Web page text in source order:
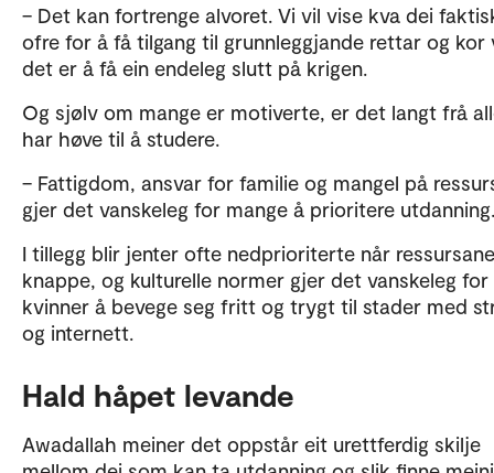
– Det kan fortrenge alvoret. Vi vil vise kva dei
ofre for å få tilgang til grunnleggjande rettar og kor
det er å få ein endeleg slutt på krigen.
Og sjølv om mange er motiverte, er det langt frå
har høve til å studere.
– Fattigdom, ansvar for familie og mangel på
gjer det vanskeleg for mange å prioritere utdanning.
I tillegg blir jenter ofte nedprioriterte når
knappe, og kulturelle normer gjer det vanskeleg for
kvinner å bevege seg fritt og trygt til stader med
og internett.
Hald håpet levande
Awadallah meiner det oppstår eit urettferdig skilje